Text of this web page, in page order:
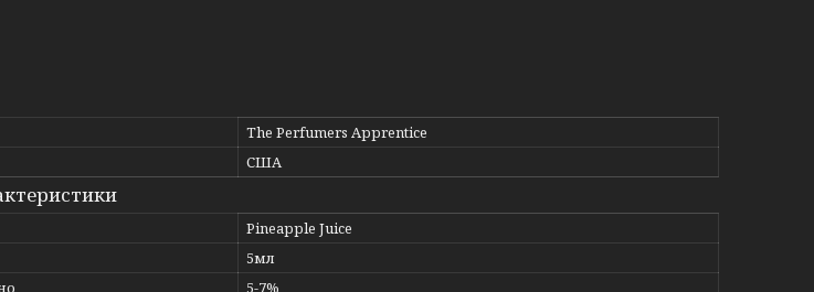
The Perfumers Apprentice
США
Pineapple Juice
5мл
5-7%